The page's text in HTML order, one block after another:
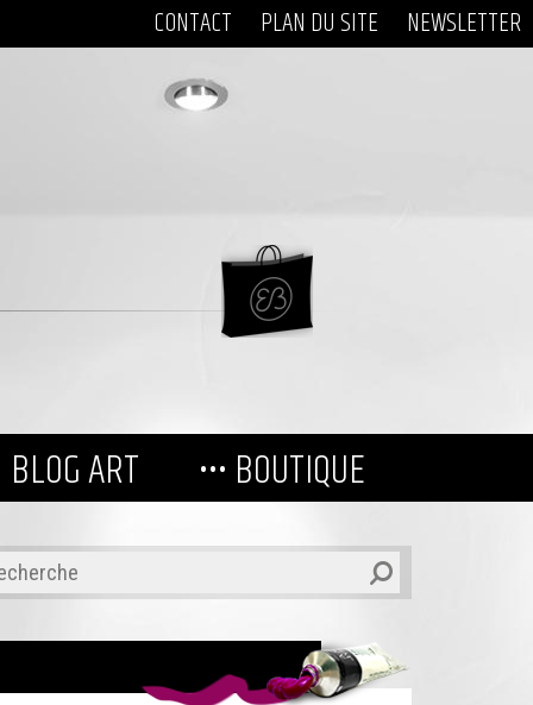
CONTACT PLAN DU SITE NEWSLETTER
BLOG ART ••• BOUTIQUE